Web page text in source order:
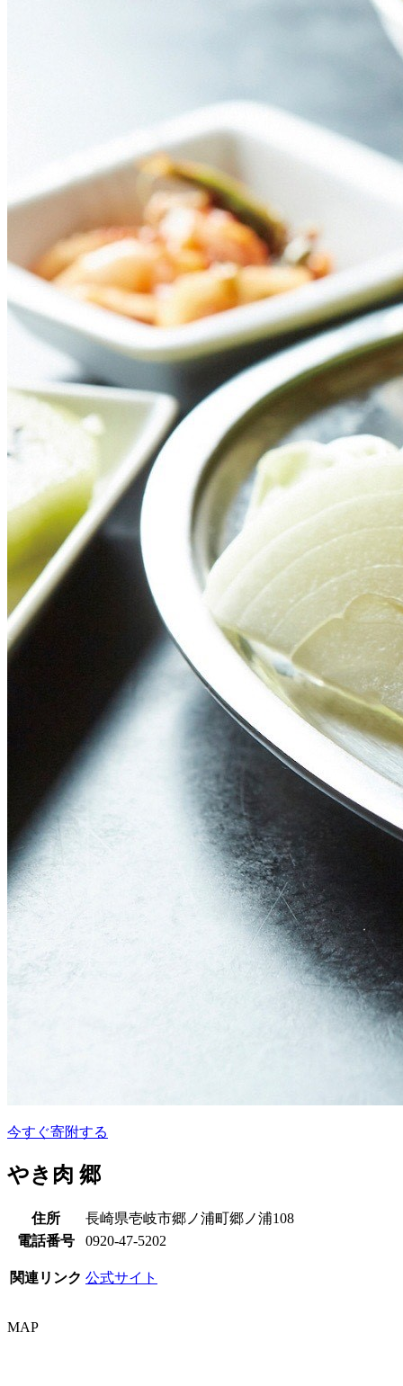
今すぐ寄附する
やき肉 郷
住所
長崎県壱岐市郷ノ浦町郷ノ浦108
電話番号
0920-47-5202
関連リンク 公式サイト
MAP